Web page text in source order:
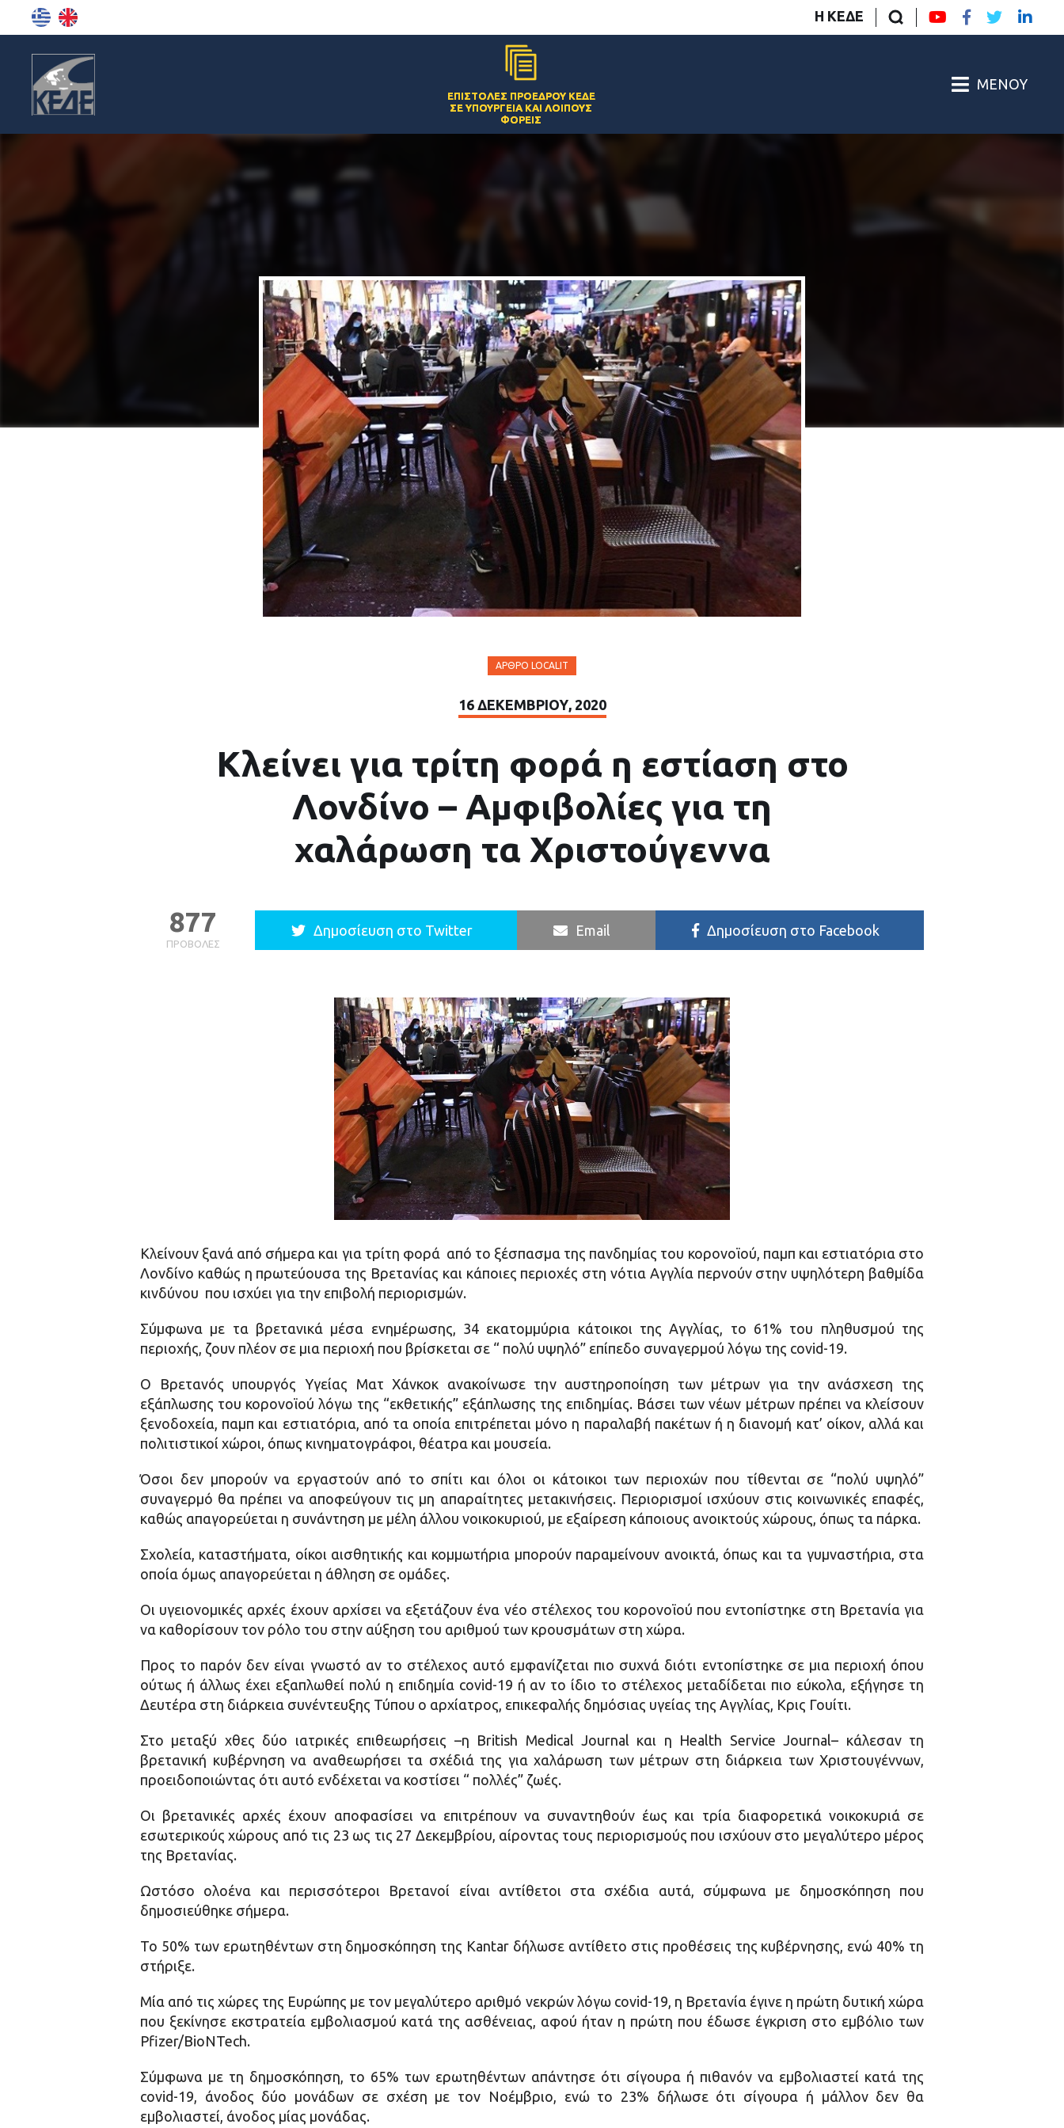
Η ΚΕΔΕ
ΕΠΙΣΤΟΛΈΣ ΠΡΟΈΔΡΟΥ ΚΕΔΕ
ΣΕ ΥΠΟΥΡΓΕΊΑ ΚΑΙ ΛΟΙΠΟΎΣ
ΦΟΡΕΊΣ
ΜΕΝΟΎ
ΆΡΘΡΟ LOCALIT
16 ΔΕΚΕΜΒΡΊΟΥ, 2020
Κλείνει για τρίτη φορά η εστίαση στο
Λονδίνο – Αμφιβολίες για τη
χαλάρωση τα Χριστούγεννα
ΠΡΟΒΟΛΈΣ
877 Δημοσίευση στο Twitter Email Δημοσίευση στο Facebook
Κλείνουν ξανά από σήμερα και για τρίτη φορά από το ξέσπασμα της πανδημίας του κορονοϊού, παμπ και εστιατόρια στο
Λονδίνο καθώς η πρωτεύουσα της Βρετανίας και κάποιες περιοχές στη νότια Αγγλία περνούν στην υψηλότερη βαθμίδα
κινδύνου που ισχύει για την επιβολή περιορισμών.
Σύμφωνα με τα βρετανικά μέσα ενημέρωσης, 34 εκατομμύρια κάτοικοι της Αγγλίας, το 61% του πληθυσμού της
περιοχής, ζουν πλέον σε μια περιοχή που βρίσκεται σε “ πολύ υψηλό” επίπεδο συναγερμού λόγω της covid-19.
Ο Βρετανός υπουργός Υγείας Ματ Χάνκοκ ανακοίνωσε την αυστηροποίηση των μέτρων για την ανάσχεση της
εξάπλωσης του κορονοϊού λόγω της “εκθετικής” εξάπλωσης της επιδημίας. Βάσει των νέων μέτρων πρέπει να κλείσουν
ξενοδοχεία, παμπ και εστιατόρια, από τα οποία επιτρέπεται μόνο η παραλαβή πακέτων ή η διανομή κατ’ οίκον, αλλά και
πολιτιστικοί χώροι, όπως κινηματογράφοι, θέατρα και μουσεία.
Όσοι δεν μπορούν να εργαστούν από το σπίτι και όλοι οι κάτοικοι των περιοχών που τίθενται σε “πολύ υψηλό”
συναγερμό θα πρέπει να αποφεύγουν τις μη απαραίτητες μετακινήσεις. Περιορισμοί ισχύουν στις κοινωνικές επαφές,
καθώς απαγορεύεται η συνάντηση με μέλη άλλου νοικοκυριού, με εξαίρεση κάποιους ανοικτούς χώρους, όπως τα πάρκα.
Σχολεία, καταστήματα, οίκοι αισθητικής και κομμωτήρια μπορούν παραμείνουν ανοικτά, όπως και τα γυμναστήρια, στα
οποία όμως απαγορεύεται η άθληση σε ομάδες.
Οι υγειονομικές αρχές έχουν αρχίσει να εξετάζουν ένα νέο στέλεχος του κορονοϊού που εντοπίστηκε στη Βρετανία για
να καθορίσουν τον ρόλο του στην αύξηση του αριθμού των κρουσμάτων στη χώρα.
Προς το παρόν δεν είναι γνωστό αν το στέλεχος αυτό εμφανίζεται πιο συχνά διότι εντοπίστηκε σε μια περιοχή όπου
ούτως ή άλλως έχει εξαπλωθεί πολύ η επιδημία covid-19 ή αν το ίδιο το στέλεχος μεταδίδεται πιο εύκολα, εξήγησε τη
Δευτέρα στη διάρκεια συνέντευξης Τύπου ο αρχίατρος, επικεφαλής δημόσιας υγείας της Αγγλίας, Κρις Γουίτι.
Στο μεταξύ χθες δύο ιατρικές επιθεωρήσεις –η British Medical Journal και η Health Service Journal– κάλεσαν τη
βρετανική κυβέρνηση να αναθεωρήσει τα σχέδιά της για χαλάρωση των μέτρων στη διάρκεια των Χριστουγέννων,
προειδοποιώντας ότι αυτό ενδέχεται να κοστίσει “ πολλές” ζωές.
Οι βρετανικές αρχές έχουν αποφασίσει να επιτρέπουν να συναντηθούν έως και τρία διαφορετικά νοικοκυριά σε
εσωτερικούς χώρους από τις 23 ως τις 27 Δεκεμβρίου, αίροντας τους περιορισμούς που ισχύουν στο μεγαλύτερο μέρος
της Βρετανίας.
Ωστόσο ολοένα και περισσότεροι Βρετανοί είναι αντίθετοι στα σχέδια αυτά, σύμφωνα με δημοσκόπηση που
δημοσιεύθηκε σήμερα.
Το 50% των ερωτηθέντων στη δημοσκόπηση της Kantar δήλωσε αντίθετο στις προθέσεις της κυβέρνησης, ενώ 40% τη
στήριξε.
Μία από τις χώρες της Ευρώπης με τον μεγαλύτερο αριθμό νεκρών λόγω covid-19, η Βρετανία έγινε η πρώτη δυτική χώρα
που ξεκίνησε εκστρατεία εμβολιασμού κατά της ασθένειας, αφού ήταν η πρώτη που έδωσε έγκριση στο εμβόλιο των
Pfizer/BioNTech.
Σύμφωνα με τη δημοσκόπηση, το 65% των ερωτηθέντων απάντησε ότι σίγουρα ή πιθανόν να εμβολιαστεί κατά της
covid-19, άνοδος δύο μονάδων σε σχέση με τον Νοέμβριο, ενώ το 23% δήλωσε ότι σίγουρα ή μάλλον δεν θα
εμβολιαστεί, άνοδος μίας μονάδας.